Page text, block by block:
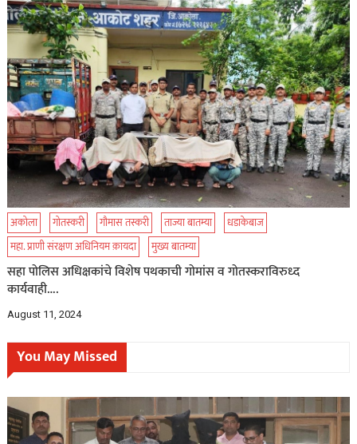
अकोला गोतस्करी गौमास तस्करी ताज्या बातम्या
धडाकेबाज
महा. प्राणी संरक्षण अधिनियम क़ायदा
मुख्य बातम्या
सहा पोलिस अधिक्षकांचे विशेष पथकाची गोमांस व गोतस्कराविरुध्द
कार्यवाही….
August 11, 2024
You May Missed